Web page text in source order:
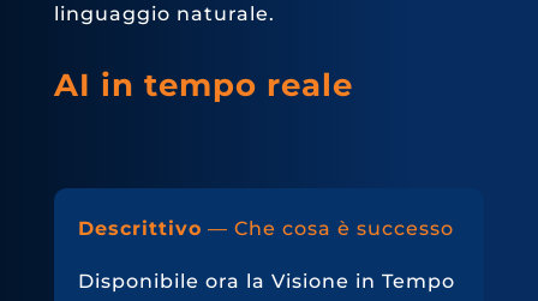
linguaggio naturale.
AI in tempo reale
Descrittivo — Che cosa è successo
Disponibile ora la Visione in Tempo